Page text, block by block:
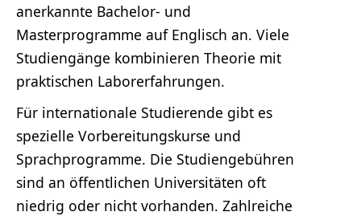
anerkannte Bachelor- und
Masterprogramme auf Englisch an. Viele
Studiengänge kombinieren Theorie mit
praktischen Laborerfahrungen.
Für internationale Studierende gibt es
spezielle Vorbereitungskurse und
Sprachprogramme. Die Studiengebühren
sind an öffentlichen Universitäten oft
niedrig oder nicht vorhanden. Zahlreiche